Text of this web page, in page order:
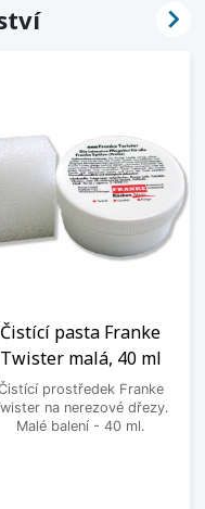
Čistící pasta Franke
Twister malá, 40 ml
prostředek Franke
na nerezové dřezy.
Malé balení - 40 ml.
